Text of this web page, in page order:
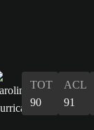
TOT
90
ACL
91